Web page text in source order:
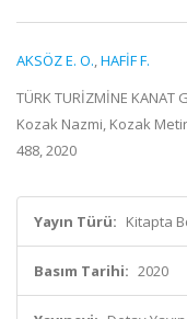
AKSÖZ E. O.,HAFİF F.
TÜRK TURİZMİNE KANAT
Kozak Nazmi, Kozak
488, 2020
Yayın Türü: Kitapta
Basım Tarihi: 2020